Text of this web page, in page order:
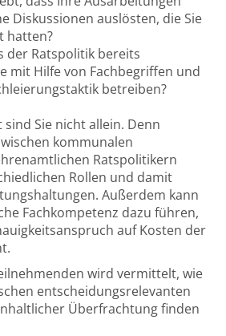
Diskussionen auslösten, die Sie
hatten?
der Ratspolitik bereits
mit Hilfe von Fachbegriffen und
betreiben?
Sie nicht allein. Denn
kommunalen
Ratspolitikern
Rollen und damit
Außerdem kann
Fachkompetenz dazu führen,
auf Kosten der
wird vermittelt, wie
entscheidungsrelevanten
Überfrachtung finden